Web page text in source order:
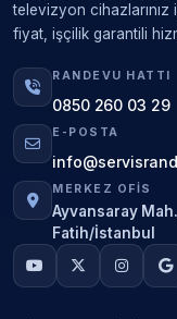
televizyon cihazlarınız
fiyat, işçilik garantili
RANDEVU HATTI
0850 260 03 29
E-POSTA
MERKEZ OFIS
Ayvansaray
Fatih/İstanbul